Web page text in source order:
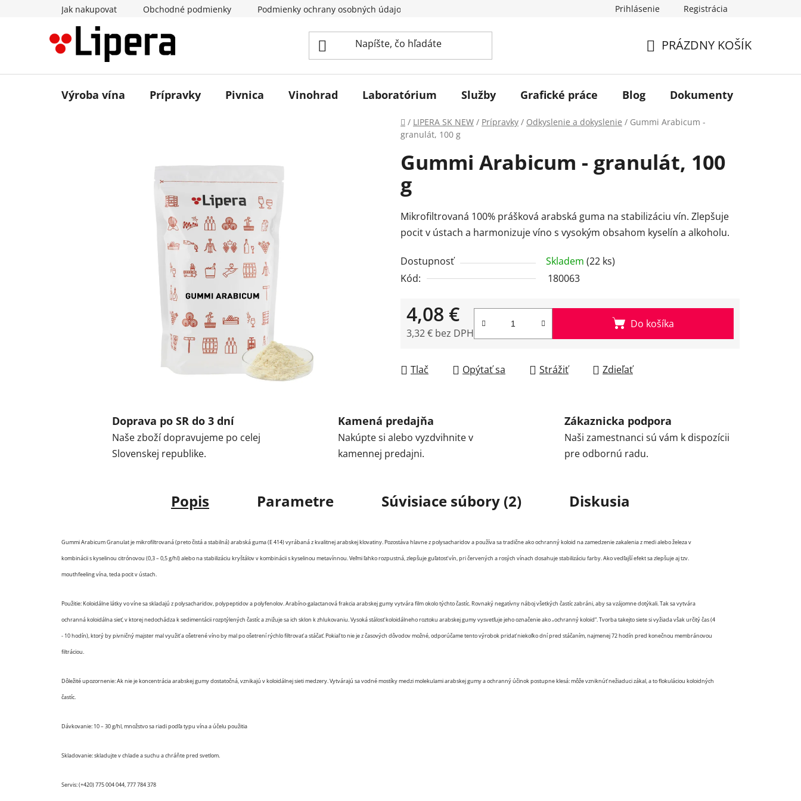
Jak nakupovat Obchodné podmienky Podmienky ochrany osobných údajov Prihlásenie Registrácia
KOŠÍK
PRÁZDNY KOŠÍK
Výroba vína Prípravky Pivnica Vinohrad Laboratórium Služby Grafické práce Blog Dokumenty
Domov
/ LIPERA SK NEW / Prípravky / Odkyslenie a dokyslenie / Gummi Arabicum -
granulát, 100 g
Gummi Arabicum - granulát, 100
g
Mikrofiltrovaná 100% prášková arabská guma na stabilizáciu vín. Zlepšuje
pocit v ústach a harmonizuje víno s vysokým obsahom kyselín a alkoholu.
Dostupnosť Skladem (22 ks)
Kód:
180063
4,08 €
3,32 € bez DPH
Do košíka
Tlač Opýtať sa Strážiť Zdieľať
Doprava po SR do 3 dní
Naše zboží dopravujeme po celej
Slovenskej republike.
Kamená predajňa
Nakúpte si alebo vyzdvihnite v
kamennej predajni.
Zákaznicka podpora
Naši zamestnanci sú vám k dispozícii
pre odbornú radu.
Popis Parametre Súvisiace súbory (2) Diskusia
Gummi Arabicum Granulat je mikrofiltrovaná (preto čistá a stabilná) arabská guma (E 414) vyrábaná z kvalitnej arabskej klovatiny. Pozostáva hlavne z polysacharidov a používa sa tradične ako ochranný koloid na zamedzenie zakalenia z medi alebo železa v
kombinácii s kyselinou citrónovou (0,3 – 0,5 g/hl) alebo na stabilizáciu kryštálov v kombinácii s kyselinou metavínnou. Veľmi ľahko rozpustná, zlepšuje guľatosť vín, pri červených a rosých vínach dosahuje stabilizáciu farby. Ako vedľajší efekt sa zlepšuje aj tzv.
mouthfeeling vína, teda pocit v ústach.
Použitie: Koloidálne látky vo víne sa skladajú z polysacharidov, polypeptidov a polyfenolov. Arabíno-galactanová frakcia arabskej gumy vytvára film okolo týchto častíc. Rovnaký negatívny náboj všetkých častíc zabráni, aby sa vzájomne dotýkali. Tak sa vytvára
ochranná koloidálna sieť, v ktorej nedochádza k sedimentácii rozptýlených častíc a znižuje sa ich sklon k zhlukovaniu. Vysoká stálosť koloidálneho roztoku arabskej gumy vysvetľuje jeho označenie ako „ochranný koloid“. Tvorba takejto siete si vyžiada však určitý čas (4
- 10 hodín), ktorý by pivničný majster mal využiť a ošetrené víno by mal po ošetrení rýchlo filtrovať a stáčať. Pokiaľ to nie je z časových dôvodov možné, odporúčame tento výrobok pridať niekoľko dní pred stáčaním, najmenej 72 hodín pred konečnou membránovou
filtráciou.
Dôležité upozornenie: Ak nie je koncentrácia arabskej gumy dostatočná, vznikajú v koloidálnej sieti medzery. Vytvárajú sa vodné mostíky medzi molekulami arabskej gumy a ochranný účinok postupne klesá: môže vzniknúť nežiaduci zákal, a to flokuláciou koloidných
častíc.
Dávkovanie: 10 – 30 g/hl, množstvo sa riadi podľa typu vína a účelu použitia
Skladovanie: skladujte v chlade a suchu a chráňte pred svetlom.
Servis: (+420) 775 004 044, 777 784 378